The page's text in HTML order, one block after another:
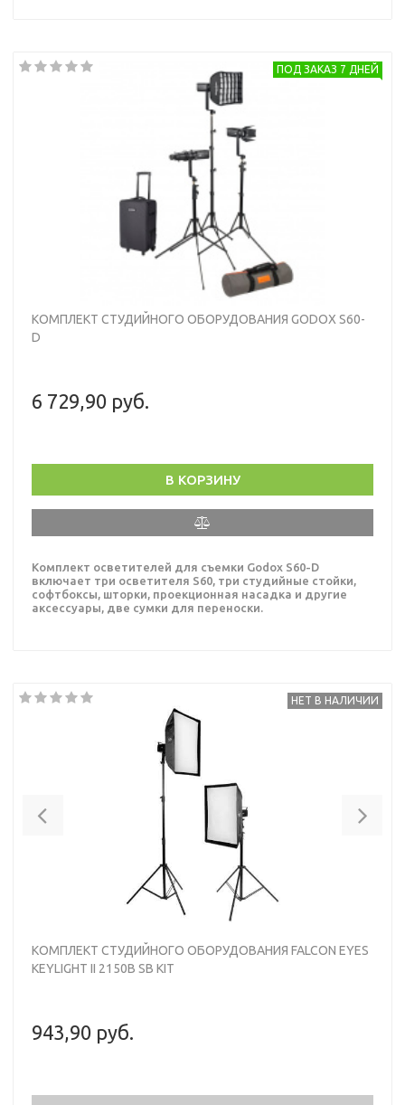
ПОД ЗАКАЗ 7 ДНЕЙ
КОМПЛЕКТ СТУДИЙНОГО ОБОРУДОВАНИЯ GODOX S60-
D
6 729,90 руб.
В КОРЗИНУ
Комплект осветителей для съемки Godox S60-D
включает три осветителя S60, три студийные стойки,
софтбоксы, шторки, проекционная насадка и другие
аксессуары, две сумки для переноски.
НЕТ В НАЛИЧИИ
КОМПЛЕКТ СТУДИЙНОГО ОБОРУДОВАНИЯ FALCON EYES
KEYLIGHT II 2150B SB KIT
943,90 руб.